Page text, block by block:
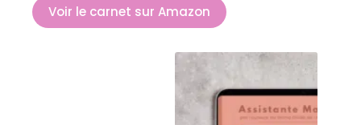
Voir le carnet sur Amazon